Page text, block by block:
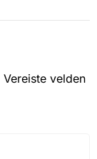
Vereiste velden